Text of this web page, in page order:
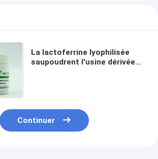
La lactoferrine lyophilisée
saupoudrent l'usine dérivée
Continuer